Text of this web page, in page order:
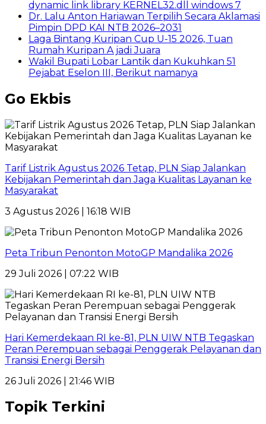
dynamic link library KERNEL32.dll windows 7
Dr. Lalu Anton Hariawan Terpilih Secara Aklamasi
Pimpin DPD KAI NTB 2026–2031
Laga Bintang Kuripan Cup U-15 2026, Tuan
Rumah Kuripan A jadi Juara
Wakil Bupati Lobar Lantik dan Kukuhkan 51
Pejabat Eselon III, Berikut namanya
Go Ekbis
Tarif Listrik Agustus 2026 Tetap, PLN Siap Jalankan
Kebijakan Pemerintah dan Jaga Kualitas Layanan ke
Masyarakat
3 Agustus 2026 | 16:18 WIB
Peta Tribun Penonton MotoGP Mandalika 2026
29 Juli 2026 | 07:22 WIB
Hari Kemerdekaan RI ke-81, PLN UIW NTB Tegaskan
Peran Perempuan sebagai Penggerak Pelayanan dan
Transisi Energi Bersih
26 Juli 2026 | 21:46 WIB
Topik Terkini